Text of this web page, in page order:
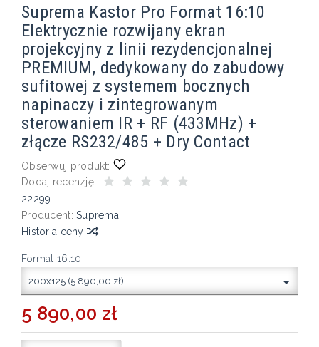
Suprema Kastor Pro Format 16:10
Elektrycznie rozwijany ekran
projekcyjny z linii rezydencjonalnej
PREMIUM, dedykowany do zabudowy
sufitowej z systemem bocznych
napinaczy i zintegrowanym
sterowaniem IR + RF (433MHz) +
złącze RS232/485 + Dry Contact
Obserwuj produkt:
Dodaj recenzję:
22299
Producent: Suprema
Historia ceny
Format 16:10
200x125 (5 890,00 zł)
5 890,00 zł